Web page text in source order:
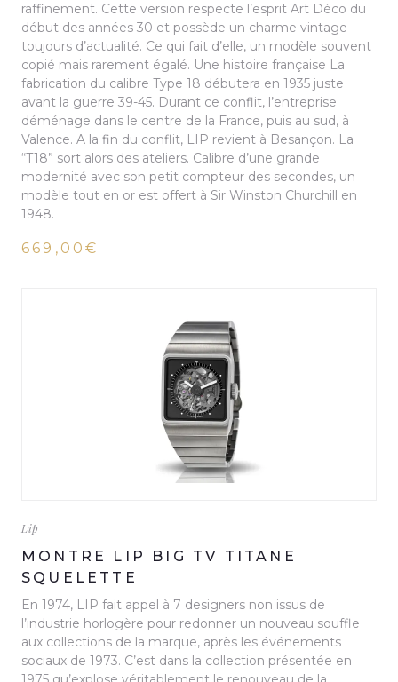
raffinement. Cette version respecte l’esprit Art Déco du
début des années 30 et possède un charme vintage
toujours d’actualité. Ce qui fait d’elle, un modèle souvent
copié mais rarement égalé. Une histoire française La
fabrication du calibre Type 18 débutera en 1935 juste
avant la guerre 39-45. Durant ce conflit, l’entreprise
déménage dans le centre de la France, puis au sud, à
Valence. A la fin du conflit, LIP revient à Besançon. La
“T18” sort alors des ateliers. Calibre d’une grande
modernité avec son petit compteur des secondes, un
modèle tout en or est offert à Sir Winston Churchill en
1948.
669,00€
Lip
MONTRE LIP BIG TV TITANE
SQUELETTE
En 1974, LIP fait appel à 7 designers non issus de
l’industrie horlogère pour redonner un nouveau souffle
aux collections de la marque, après les événements
sociaux de 1973. C’est dans la collection présentée en